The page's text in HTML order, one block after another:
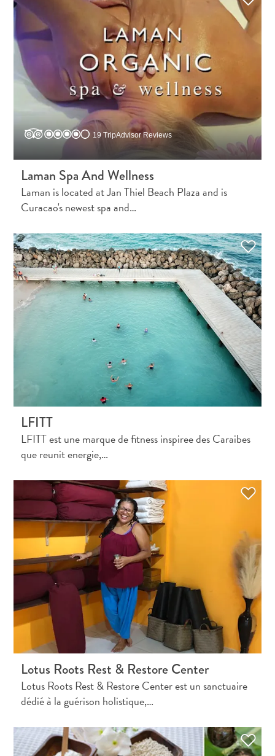
19 TripAdvisor Reviews
Laman Spa And Wellness
Laman is located at Jan Thiel Beach Plaza and is
Curacao's newest spa and…
LFITT
LFITT est une marque de fitness inspiree des Caraibes
que reunit energie,…
Lotus Roots Rest & Restore Center
Lotus Roots Rest & Restore Center est un sanctuaire
dédié à la guérison holistique,…